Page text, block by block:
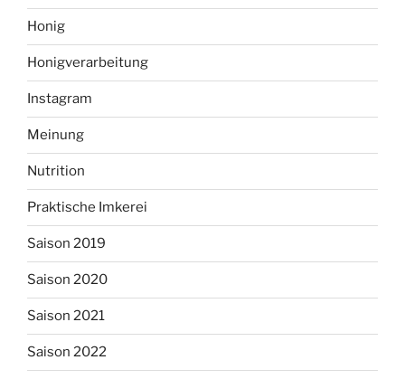
Honig
Honigverarbeitung
Instagram
Meinung
Nutrition
Praktische Imkerei
Saison 2019
Saison 2020
Saison 2021
Saison 2022